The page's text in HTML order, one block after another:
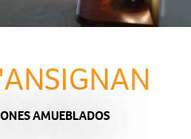
AMUEBLADOS